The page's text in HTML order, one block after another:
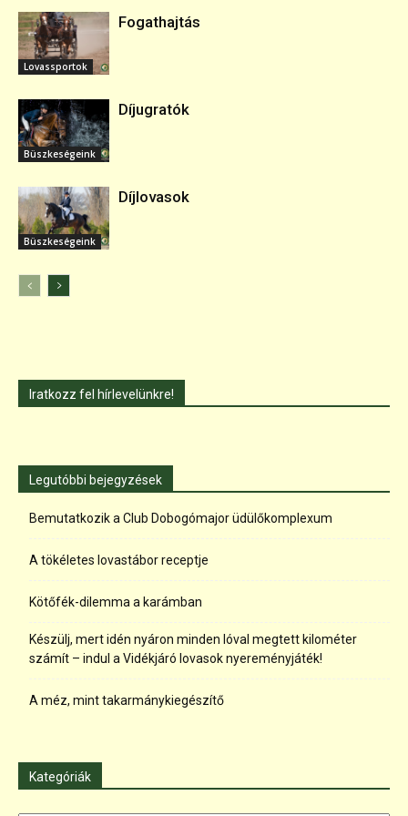
Lovassportok
Fogathajtás
Büszkeségeink
Díjugratók
Büszkeségeink
Díjlovasok
Iratkozz fel hírlevelünkre!
Legutóbbi bejegyzések
Bemutatkozik a Club Dobogómajor üdülőkomplexum
A tökéletes lovastábor receptje
Kötőfék-dilemma a karámban
Készülj, mert idén nyáron minden lóval megtett kilométer
számít – indul a Vidékjáró lovasok nyereményjáték!
A méz, mint takarmánykiegészítő
Kategóriák
Kategóriák